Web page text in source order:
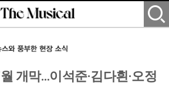
개막…이석준·김다흰·오정